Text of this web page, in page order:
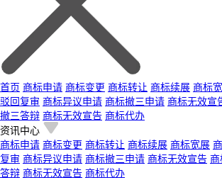
首页 商标申请 商标变更 商标转让 商标续展 商标
驳回复审 商标异议申请 商标撤三申请 商标无效宣
撤三答辩 商标无效宣告 商标代办
资讯中心
商标申请 商标变更 商标转让 商标续展 商标宽展
复审 商标异议申请 商标撤三申请 商标无效宣告 商
答辩 商标无效宣告 商标代办